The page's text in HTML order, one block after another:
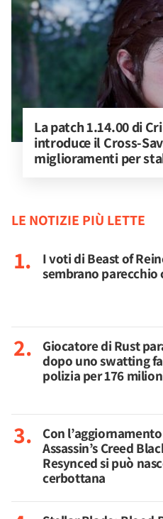
La patch 1.14.00 di
introduce il Cross-
miglioramenti per
LE NOTIZIE PIÙ LETTE
I voti di Beast of
sembrano
Giocatore di Rust
dopo uno swatting
polizia per 176
Con
Assassin’s Creed
Resynced si può
cerbottana